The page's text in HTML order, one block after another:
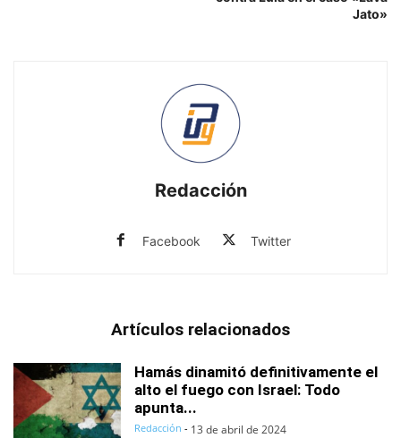
Jato»
Redacción
Facebook Twitter
Artículos relacionados
Hamás dinamitó definitivamente el
alto el fuego con Israel: Todo
apunta...
Redacción - 13 de abril de 2024